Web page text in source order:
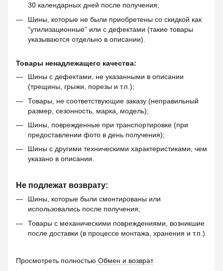
30 календарных дней после получения;
Шины, которые не были приобретены со скидкой как
“утилизационные” или с дефектами (такие товары
указываются отдельно в описании).
Товары ненадлежащего качества:
Шины с дефектами, не указанными в описании
(трещины, грыжи, порезы и т.п.);
Товары, не соответствующие заказу (неправильный
размер, сезонность, марка, модель);
Шины, поврежденные при транспортировке (при
предоставлении фото в день получения);
Шины с другими техническими характеристиками, чем
указано в описании.
Не подлежат возврату:
Шины, которые были смонтированы или
использовались после получения;
Товары с механическими повреждениями, возникшие
после доставки (в процессе монтажа, хранения и т.п.).
Просмотреть полностью Обмен и возврат